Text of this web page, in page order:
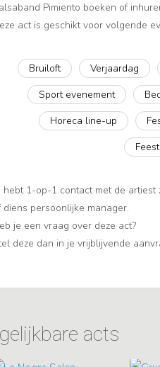
Pimiento boeken of
act is geschikt voor volgende
Bruiloft Verjaardag
Sport evenement
Horeca line-up
hebt 1-op-1 contact met de artiest
diens persoonlijke manager.
je een vraag over deze act?
deze dan in je vrijblijvende
acts